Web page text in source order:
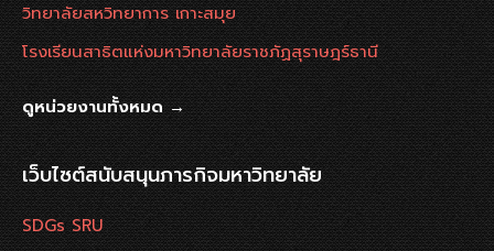
วิทยาลัยสหวิทยาการ เกาะสมุย
โรงเรียนสาธิตแห่งมหาวิทยาลัยราชภัฏสุราษฎร์ธานี
ดูหน่วยงานทั้งหมด →
เว็บไซต์สนับสนุนภารกิจมหาวิทยาลัย
SDGs SRU